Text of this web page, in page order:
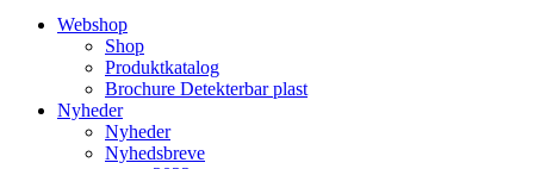
Webshop
Shop
Produktkatalog
Brochure Detekterbar plast
Nyheder
Nyheder
Nyhedsbreve